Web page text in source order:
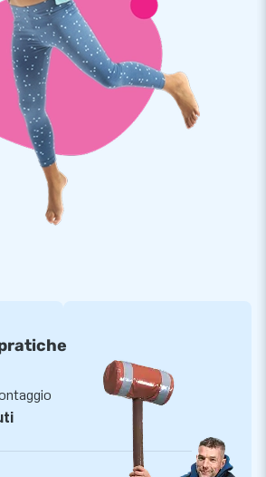
per camper o moto. In questo
trasporto è sempre sicuro e asciutto.
per auto e capsule per bici come
il tuo veicolo
auto e biciclette sono di facile
tua auto nella capsula per auto, tiri la
sul veicolo, colleghi il
gonfiabile è pronta. La protezione
è resistente e non lascia passare